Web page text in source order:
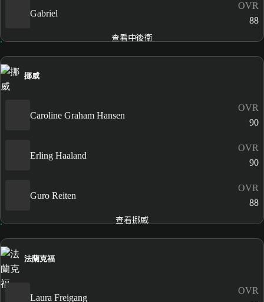
Gabriel
OVR
88
查看中後衛
挪威
Caroline Graham Hansen
OVR
90
Erling Haaland
OVR
90
Guro Reiten
OVR
88
查看挪威
法蘭克福
Laura Freigang
OVR